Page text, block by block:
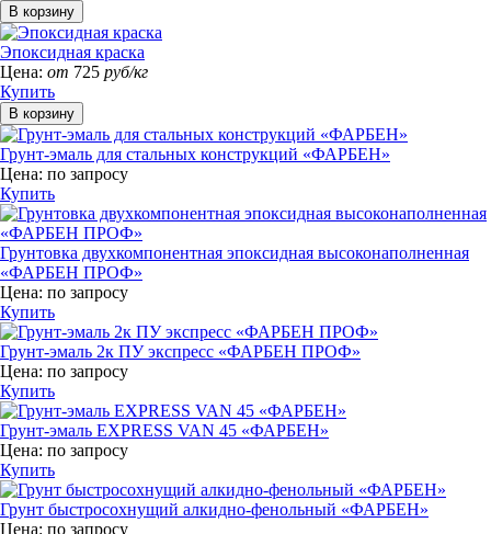
Эпоксидная краска
Цена: от 725 руб/кг
Купить
Грунт-эмаль для стальных конструкций «ФАРБЕН»
Цена: по запросу
Купить
Грунтовка двухкомпонентная эпоксидная высоконаполненная
«ФАРБЕН ПРОФ»
Цена: по запросу
Купить
Грунт-эмаль 2к ПУ экспресс «ФАРБЕН ПРОФ»
Цена: по запросу
Купить
Грунт-эмаль EXPRESS VAN 45 «ФАРБЕН»
Цена: по запросу
Купить
Грунт быстросохнущий алкидно-фенольный «ФАРБЕН»
Цена: по запросу